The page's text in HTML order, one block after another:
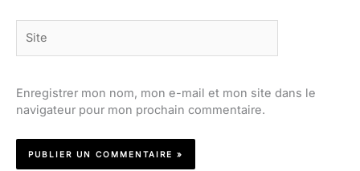
Enregistrer mon nom, mon e-mail et mon site dans le
navigateur pour mon prochain commentaire.